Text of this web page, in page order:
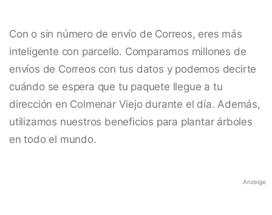
Con o sin número de envío de Correos, eres más
inteligente con parcello. Comparamos millones de
envíos de Correos con tus datos y podemos decirte
cuándo se espera que tu paquete llegue a tu
dirección en Colmenar Viejo durante el día. Además,
utilizamos nuestros beneficios para plantar árboles
en todo el mundo.
Anzeige